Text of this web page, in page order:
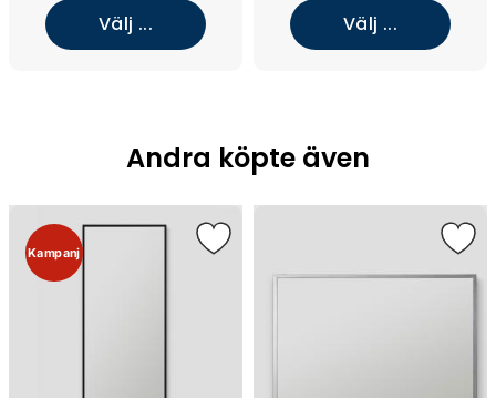
Välj ... Välj ...
Andra köpte även
Kampanj